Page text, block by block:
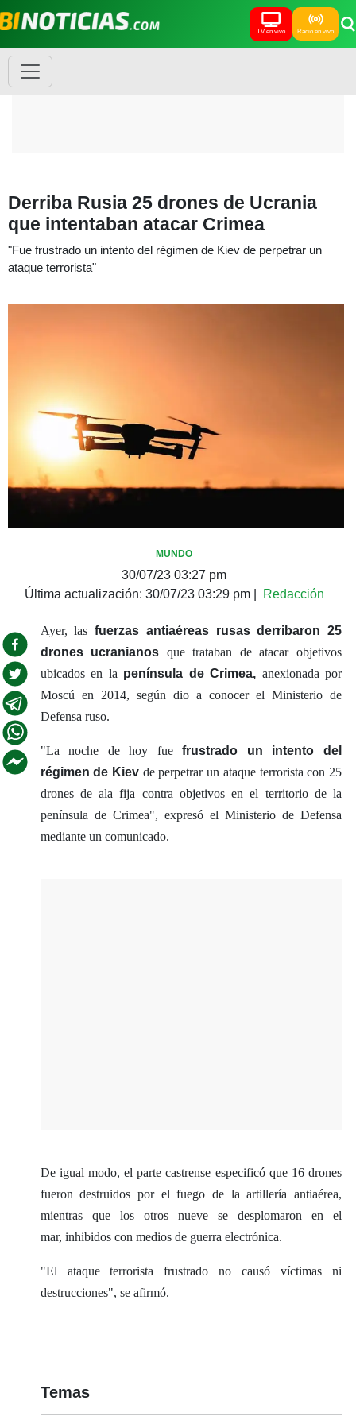
TV en vivo Radio en vivo
Derriba Rusia 25 drones de Ucrania
que intentaban atacar Crimea
"Fue frustrado un intento del régimen de Kiev de perpetrar un
ataque terrorista"
MUNDO
30/07/23 03:27 pm
Última actualización: 30/07/23 03:29 pm| Redacción
Ayer, lasfuerzas antiaéreas rusas derribaron 25
drones ucranianos que trataban de atacar objetivos
ubicados en la península de Crimea, anexionada por
Moscú en 2014, según dio a conocer el Ministerio de
Defensa ruso.
"La noche de hoy fuefrustrado un intento del
régimen de Kiev de perpetrar un ataque terrorista con 25
drones de ala fija contra objetivos en el territorio de la
península de Crimea", expresó el Ministerio de Defensa
mediante un comunicado.
De igual modo, el parte castrense especificó que 16 drones
fueron destruidos por el fuego de la artillería antiaérea,
mientras que los otros nueve se desplomaron en el
mar, inhibidos con medios de guerra electrónica.
"El ataque terrorista frustrado no causó víctimas ni
destrucciones", se afirmó.
Temas